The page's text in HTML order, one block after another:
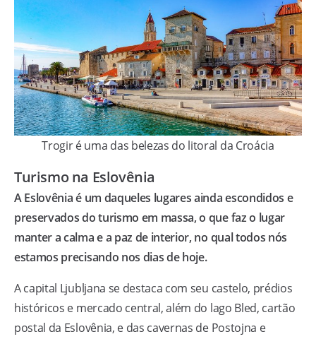
Trogir é uma das belezas do litoral da Croácia
Turismo na Eslovênia
A Eslovênia é um daqueles lugares ainda escondidos e
preservados do turismo em massa, o que faz o lugar
manter a calma e a paz de interior, no qual todos nós
estamos precisando nos dias de hoje.
A capital Ljubljana se destaca com seu castelo, prédios
históricos e mercado central, além do lago Bled, cartão
postal da Eslovênia, e das cavernas de Postojna e